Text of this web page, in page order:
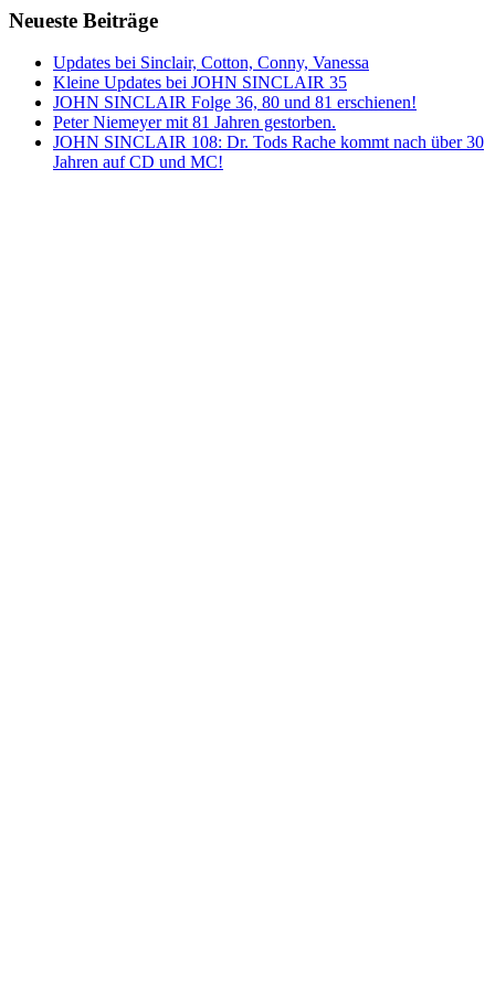
Neueste Beiträge
Updates bei Sinclair, Cotton, Conny, Vanessa
Kleine Updates bei JOHN SINCLAIR 35
JOHN SINCLAIR Folge 36, 80 und 81 erschienen!
Peter Niemeyer mit 81 Jahren gestorben.
JOHN SINCLAIR 108: Dr. Tods Rache kommt nach über 30
Jahren auf CD und MC!